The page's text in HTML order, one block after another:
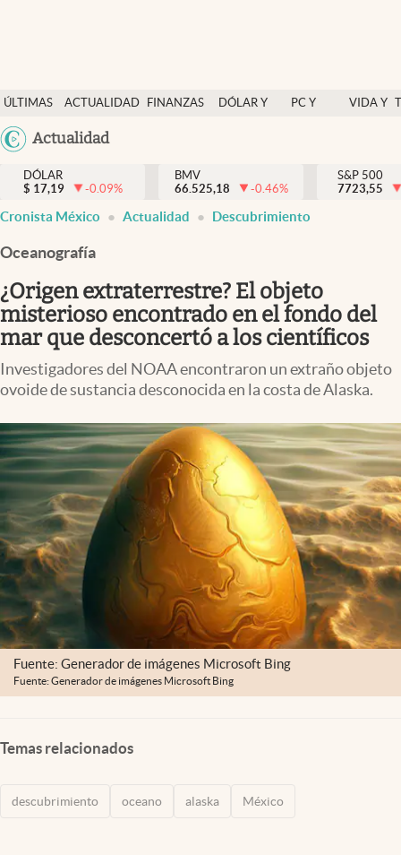
ÚLTIMAS
NOTICIAS
ACTUALIDAD
FINANZAS
DÓLAR Y
PC Y
VIDA Y
México
Actualidad
Actualidad
Finanzas y economía
Dólar y mercados
Pc y celular
Vida y estilo
Tv
Espiritualidad
Mediakit
abre en nueva pestaña
México
DÓLAR
$ 17,19 -0.09%
BMV
66.525,18
-0.46%
S&P 500
7723,55
Cronista México Actualidad Descubrimiento
Oceanografía
¿Origen extraterrestre? El objeto
misterioso encontrado en el fondo del
mar que desconcertó a los científicos
Investigadores del NOAA encontraron un extraño objeto
ovoide de sustancia desconocida en la costa de Alaska.
Fuente: Generador de imágenes Microsoft Bing
Fuente: Generador de imágenes Microsoft Bing
Temas relacionados
descubrimiento oceano alaska México